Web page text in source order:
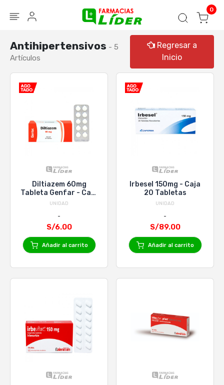
Seguir mi pedido 0
Antihipertensivos - 5
Artículos
Regresar a
Inicio
Diltiazem 60mg
Tableta Genfar - Caja
20 UN
UNIDAD
S/6.00
Añadir al carrito
Irbesel 150mg - Caja
20 Tabletas
UNIDAD
S/89.00
Añadir al carrito